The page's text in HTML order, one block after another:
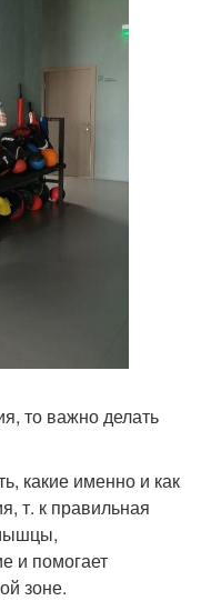
то важно делать
какие именно и как
т. к правильная
и помогает
зоне.